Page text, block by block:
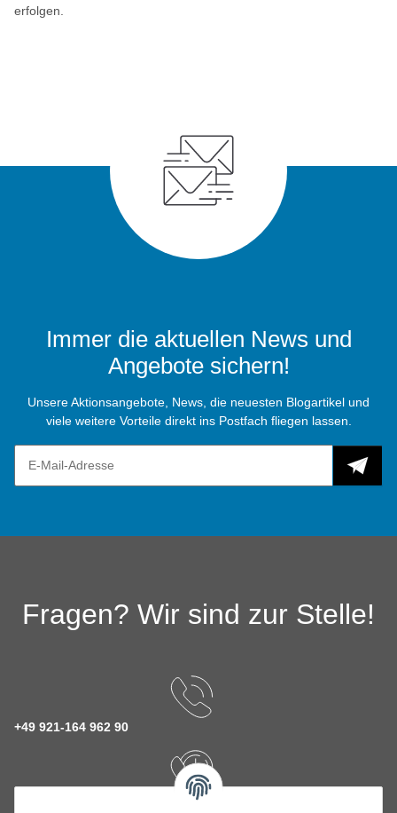
erfolgen.
Immer die aktuellen News und
Angebote sichern!
Unsere Aktionsangebote, News, die neuesten Blogartikel und
viele weitere Vorteile direkt ins Postfach fliegen lassen.
Fragen? Wir sind zur Stelle!
+49 921-164 962 90